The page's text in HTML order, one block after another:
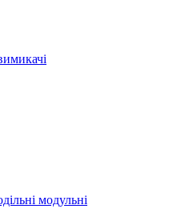
модульні